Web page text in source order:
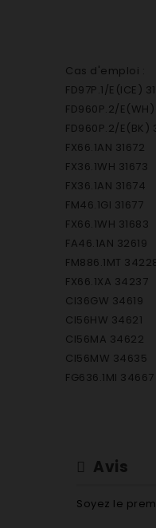
Cas d'emploi :
FD97P.1/E(ICE)
FD960P.2/E(WH)
FD960P.2/E(BK)
FX66.1AN 31672
FX36.1WH 31673
FX36.1AN 31674
FM46.1GI 31677
FX66.1WH 31683
FA46.1AN 32619
FM886.1MT
FX66.1XA 34237
CI36GW 34619
CI56HW 34621
CI56MA 34622
CI56MW 34635
FG636.1MI 34667
FM36TIIL 37642
FZ102P.1(AN)F
Avis
Soyez le